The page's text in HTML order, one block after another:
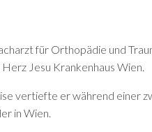
für Orthopädie und
Jesu Krankenhaus Wien.
vertiefte er während einer
in Wien.